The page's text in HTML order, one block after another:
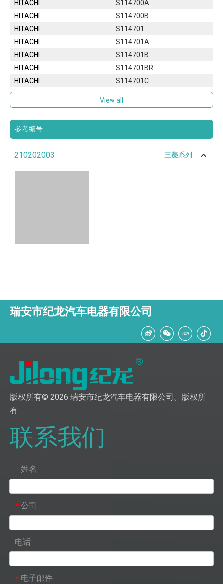
HITACHI
S114700A
HITACHI
S114700B
HITACHI
S114701
HITACHI
S114701A
HITACHI
S114701B
HITACHI
S114701BR
HITACHI
S114701C
View all
参考编号
210202003 三菱系列
瑞安市纪龙汽车电器有限公司
版权所有© 2026 瑞安市纪龙汽车电器有限公司。版权所
有
联系我们
* 姓名
* 公司
电话
* 电子邮件